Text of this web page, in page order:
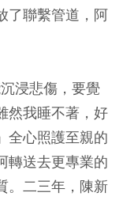
了聯繫管道，阿
浸悲傷，要覺
然我睡不著，好
全心照護至親的
轉送去更專業的
。二三年，陳新